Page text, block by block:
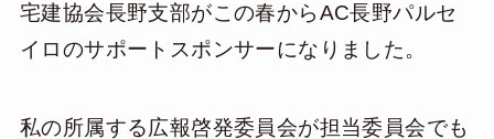
宅建協会長野支部がこの春からAC長野パルセ
イロのサポートスポンサーになりました。
私の所属する広報啓発委員会が担当委員会でも